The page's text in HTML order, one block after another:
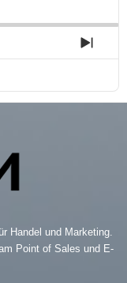
Next
Handel und Marketing.
Point of Sales und E-